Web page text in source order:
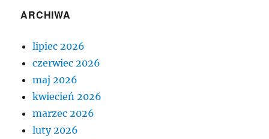
ARCHIWA
lipiec 2026
czerwiec 2026
maj 2026
kwiecień 2026
marzec 2026
luty 2026